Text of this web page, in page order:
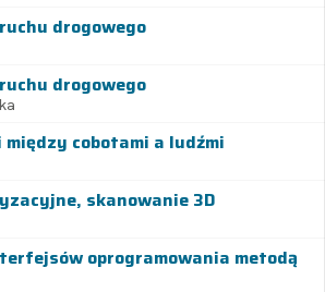
drogowego
drogowego
cobotami a ludźmi
skanowanie 3D
oprogramowania metodą